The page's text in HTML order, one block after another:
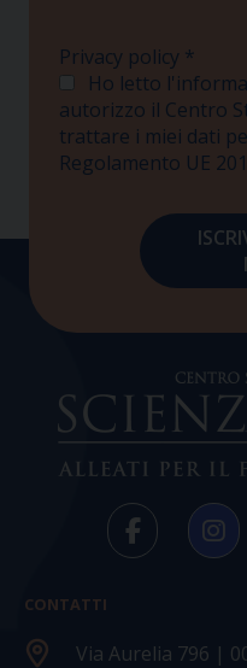
Privacy policy *
Ho letto
autorizzo il Centro
trattare i miei dati
Regolamento UE
CONTATTI
Via Aurelia 796 |